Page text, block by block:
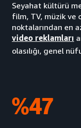
Seyahat kültürü
film, TV, müzik ve
noktalarından en
video reklamları
olasılığı, genel
%47